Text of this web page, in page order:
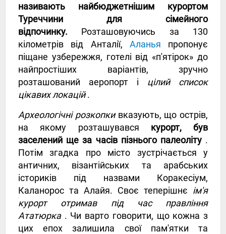
називають найбюджетнішим курортом
Туреччини для сімейного
відпочинку. Розташовуючись за 130
кілометрів від Анталії, Аланья пропонує
піщане узбережжя, готелі від «п'ятірок» до
найпростіших варіантів, зручно
розташований аеропорт і цілий список
цікавих локацій.
Археологічні розкопкивказують, що острів,
на якому розташувався курорт, був
заселений ще за часів пізнього палеоліту.
Потім згадка про місто зустрічається у
античних, візантійських та арабських
істориків під назвами Коракесіум,
Каланорос та Алайя. Своє теперішнє ім'я
курорт отримав під час правління
Ататюрка. Чи варто говорити, що кожна з
цих епох залишила свої пам'ятки та